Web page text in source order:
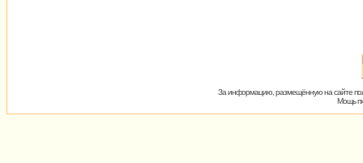
За информацию, размещённую на сайте
Мощь